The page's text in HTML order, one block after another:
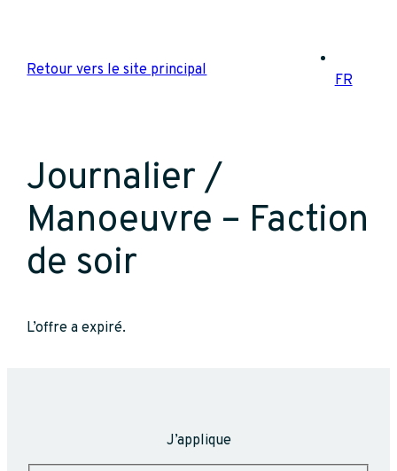
contenu
Retour vers le site principal
FR
Journalier /
Manoeuvre – Faction
de soir
L’offre a expiré.
J’applique